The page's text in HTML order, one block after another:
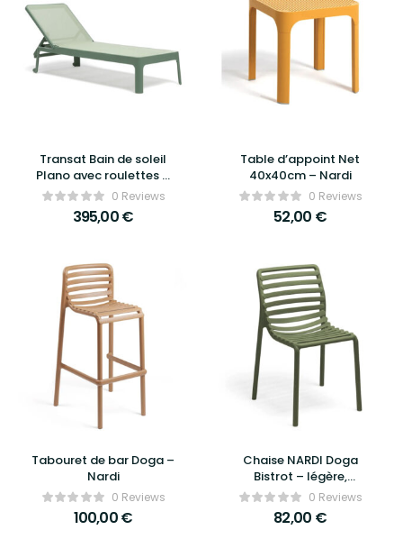
Transat Bain de soleil
Plano avec roulettes –
Nardi0 Reviews
395,00€
Table d’appoint Net
40x40cm – Nardi
0 Reviews
52,00 €
Tabouret de bar Doga –
Nardi
0 Reviews
100,00€
Chaise NARDI Doga
Bistrot – légère,
empilable et conçue
pour un usage extérieur
intensif
0 Reviews
82,00 €